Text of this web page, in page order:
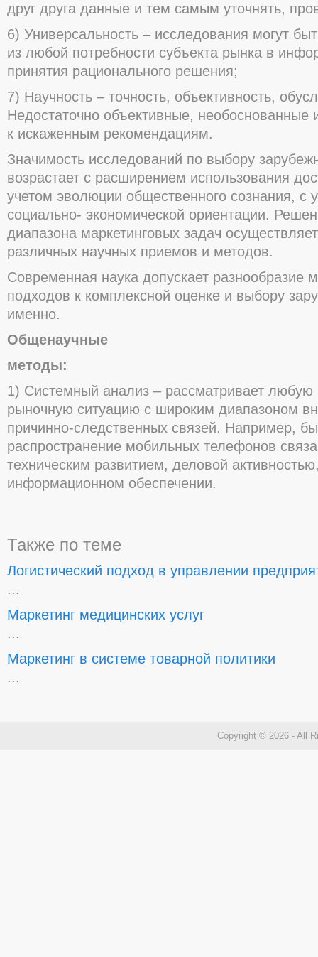
друг друга данные и тем самым уточнять,
6) Универсальность – исследования могут
из любой потребности субъекта рынка в
принятия рационального решения;
7) Научность – точность, объективность,
Недостаточно объективные, необоснованные
к искаженным рекомендациям.
Значимость исследований по выбору
возрастает с расширением использования
учетом эволюции общественного сознания, с
социально- экономической ориентации.
диапазона маркетинговых задач
различных научных приемов и методов.
Современная наука допускает разнообразие
подходов к комплексной оценке и выбору
именно.
Общенаучные
методы:
1) Системный анализ – рассматривает любую
рыночную ситуацию с широким диапазоном
причинно-следственных связей. Например,
распространение мобильных телефонов
техническим развитием, деловой
информационном обеспечении.
Также по теме
Логистический подход в управлении
...
Маркетинг медицинских услуг
...
Маркетинг в системе товарной политики
...
Copyright © 2026 - All